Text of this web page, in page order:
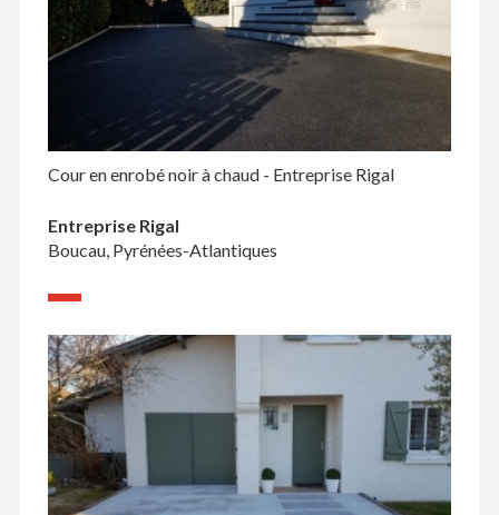
Cour en enrobé noir à chaud - Entreprise Rigal
Entreprise Rigal
Boucau, Pyrénées-Atlantiques